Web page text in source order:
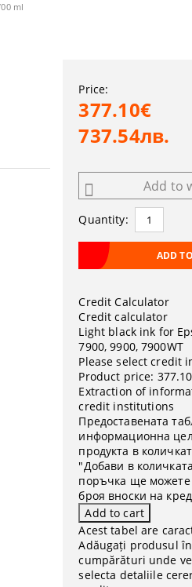
ml
Price:
377.10€
737.54лв.
Add to
Quantity:
Credit Calculator
Credit calculator
Light black ink for
7900, 9900, 7900WT
Please select credit
Product price:
Extraction of
credit institutions
Предоставената
информационна
продукта в
"Добави в
поръчка ще можете
броя вноски на
Acest tabel are
Adăugați produsul
cumpărături unde
selecta detaliile